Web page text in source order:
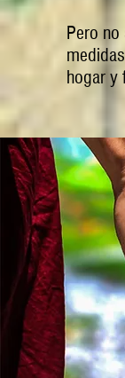
Pero
hogar y